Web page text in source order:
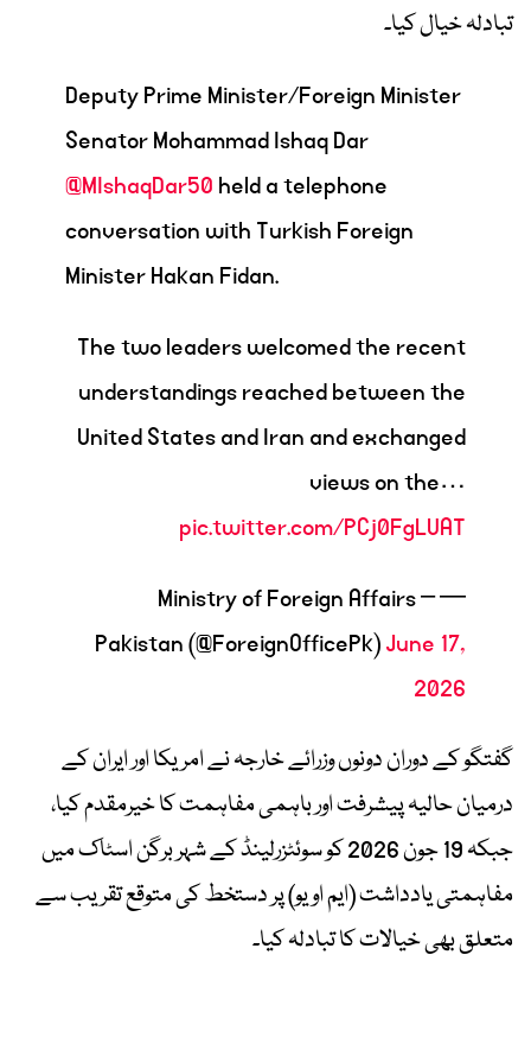
تبادلہ خیال کیا۔
Deputy Prime Minister/Foreign Minister
Senator Mohammad Ishaq Dar
@MIshaqDar50 held a telephone
conversation with Turkish Foreign
Minister Hakan Fidan.
The two leaders welcomed the recent
understandings reached between the
United States and Iran and exchanged
views on the…
pic.twitter.com/PCj0FgLUAT
— Ministry of Foreign Affairs –
Pakistan (@ForeignOfficePk)June 17,
2026
گفتگو کے دوران دونوں وزرائے خارجہ نے امریکا اور ایران کے
درمیان حالیہ پیشرفت اور باہمی مفاہمت کا خیرمقدم کیا،
جبکہ 19 جون 2026 کو سوئٹزرلینڈ کے شہر برگن اسٹاک میں
مفاہمتی یادداشت (ایم او یو) پر دستخط کی متوقع تقریب سے
متعلق بھی خیالات کا تبادلہ کیا۔